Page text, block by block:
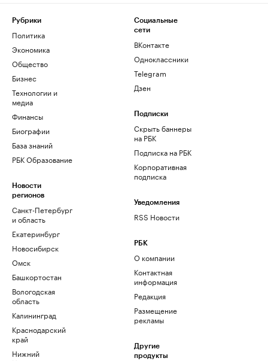
Рубрики
Политика
Экономика
Общество
Бизнес
Технологии и
медиа
Финансы
Биографии
База знаний
РБК Образование
Новости
регионов
Санкт-Петербург
и область
Екатеринбург
Новосибирск
Омск
Башкортостан
Вологодская
область
Калининград
Краснодарский
край
Нижний
Социальные
сети
ВКонтакте
Одноклассники
Telegram
Дзен
Подписки
Скрыть баннеры
на РБК
Подписка на РБК
Корпоративная
подписка
Уведомления
RSS Новости
РБК
О компании
Контактная
информация
Редакция
Размещение
рекламы
Другие
продукты